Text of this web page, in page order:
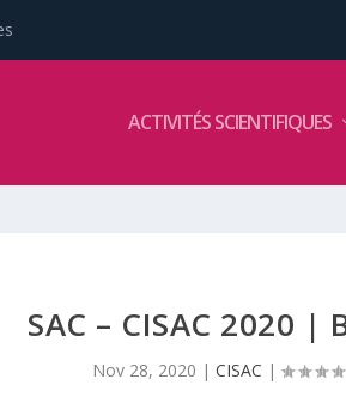
ACTIVITÉS SCIENTIFIQUES
SAC – CISAC 2020 |
Nov 28, 2020 | CISAC |